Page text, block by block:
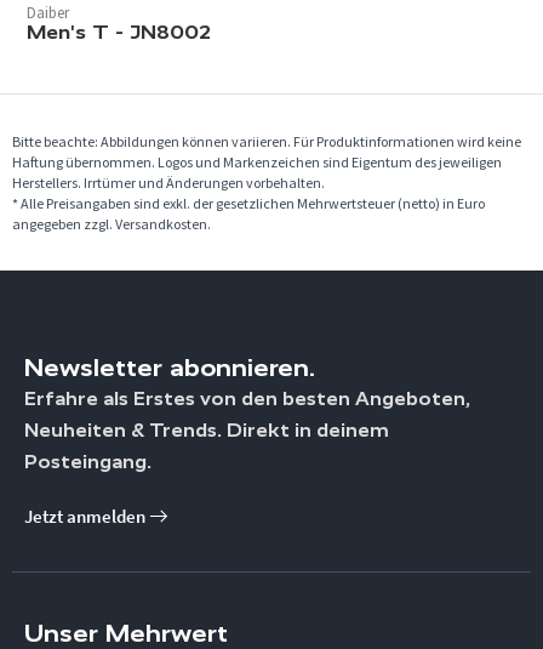
Daiber
Men's T - JN8002
Bitte beachte: Abbildungen können variieren. Für Produktinformationen wird keine
Haftung übernommen. Logos und Markenzeichen sind Eigentum des jeweiligen
Herstellers. Irrtümer und Änderungen vorbehalten.
* Alle Preisangaben sind exkl. der gesetzlichen Mehrwertsteuer (netto) in Euro
angegeben zzgl. Versandkosten.
Newsletter abonnieren.
Erfahre als Erstes von den besten Angeboten,
Neuheiten & Trends. Direkt in deinem
Posteingang.
Jetzt anmelden
Unser Mehrwert